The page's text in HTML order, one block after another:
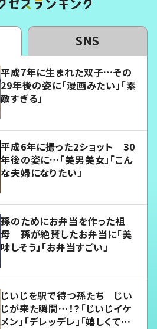
SNS
平成7年に生まれた双子…その
29年後の姿に「漫画みたい」「素
敵すぎる」
平成6年に撮った2ショット 30
年後の姿に…「美男美女」「こん
な夫婦になりたい」
孫のためにお弁当を作った祖
母 孫が絶賛したお弁当に「美
味しそう」「お弁当すごい」
じいじを駅で待つ孫たち じい
じが来た瞬間…！？「じいじイケ
メン」「デレッデレ」「嬉しくて可